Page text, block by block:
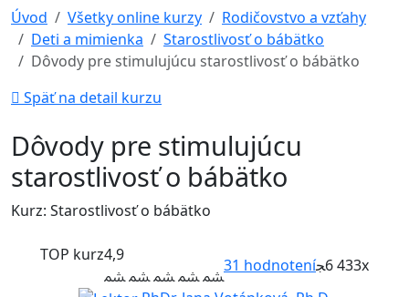
Úvod
Všetky online kurzy
Rodičovstvo a vzťahy
Deti a mimienka
Starostlivosť o bábätko
Dôvody pre stimulujúcu starostlivosť o bábätko
Späť na detail kurzu
Dôvody pre stimulujúcu
starostlivosť o bábätko
Kurz: Starostlivosť o bábätko
TOP kurz4,9
31 hodnotení 6 433x